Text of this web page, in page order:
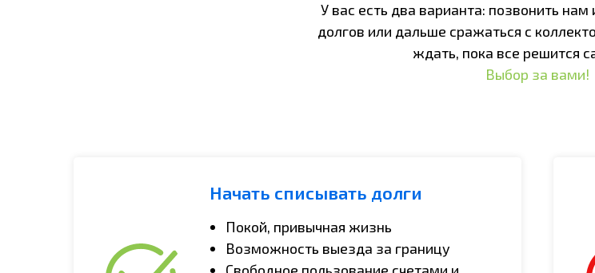
У вас есть два варианта: позвонить нам
долгов или дальше сражаться с
ждать, пока все решится
Выбор за вами!
Начать списывать долги
Покой, привычная жизнь
Возможность выезда за границу